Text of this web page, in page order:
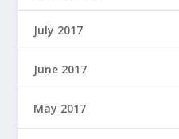
July 2017
June 2017
May 2017